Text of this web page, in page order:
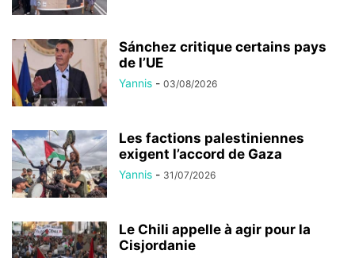
Sánchez critique certains pays
de l’UE
Yannis - 03/08/2026
Les factions palestiniennes
exigent l’accord de Gaza
Yannis - 31/07/2026
Le Chili appelle à agir pour la
Cisjordanie